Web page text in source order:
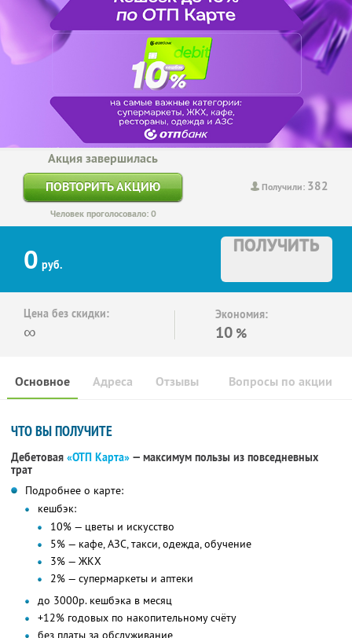
Получили: 382
Акция завершилась
ПОВТОРИТЬ АКЦИЮ
Человек проголосовало: 0
0 руб.
ПОЛУЧИТЬ
Цена без скидки:
∞
Экономия:
10 %
Основное Отзывы Вопросы по акции
Адреса
ЧТО ВЫ ПОЛУЧИТЕ
Дебетовая «ОТП Карта» — максимум пользы из повседневных
трат
Подробнее о карте:
кешбэк:
10% — цветы и искусство
5% — кафе, АЗС, такси, одежда, обучение
3% — ЖКХ
2% — супермаркеты и аптеки
до 3000р. кешбэка в месяц
+12% годовых по накопительному счёту
без платы за обслуживание